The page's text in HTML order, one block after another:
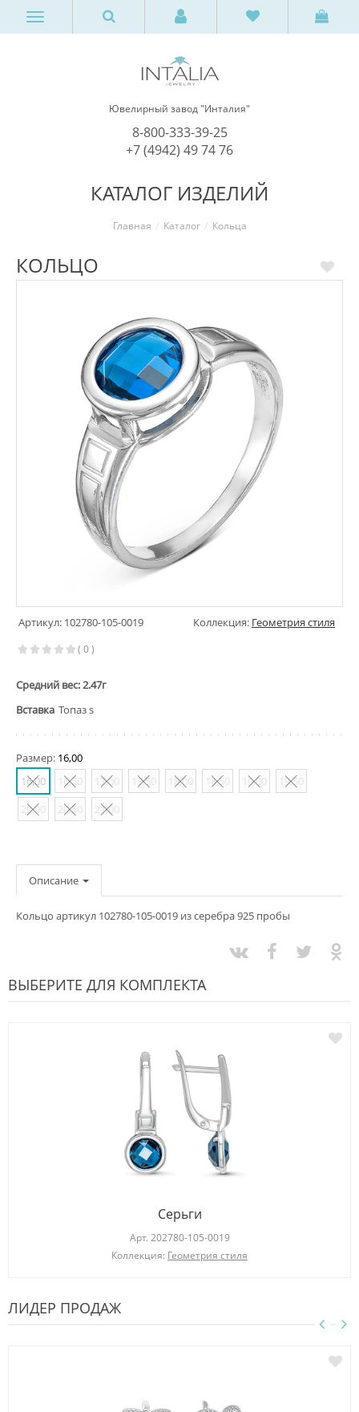
Ювелирный завод "Инталия"
8-800-333-39-25
+7 (4942) 49 74 76
КАТАЛОГ ИЗДЕЛИЙ
Главная Каталог Кольца
КОЛЬЦО
Артикул: 102780-105-0019 Коллекция: Геометрия стиля
( 0 )
Средний вес: 2.47г
Вставка Топаз s
Размер: 16,00
16,00
16,50 17,00 17,50 18,00 18,50 19,00
19,50
20,00
20,50 21,00
Описание
Кольцо артикул 102780-105-0019 из серебра 925 пробы
ВЫБЕРИТЕ ДЛЯ КОМПЛЕКТА
Серьги
Арт. 202780-105-0019
Коллекция: Геометрия стиля
ЛИДЕР ПРОДАЖ